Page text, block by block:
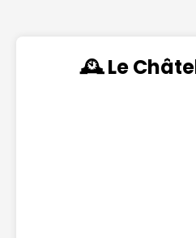
🕰️ Le